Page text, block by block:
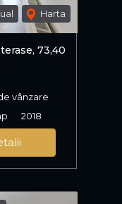
Harta
73,40
vânzare
2018